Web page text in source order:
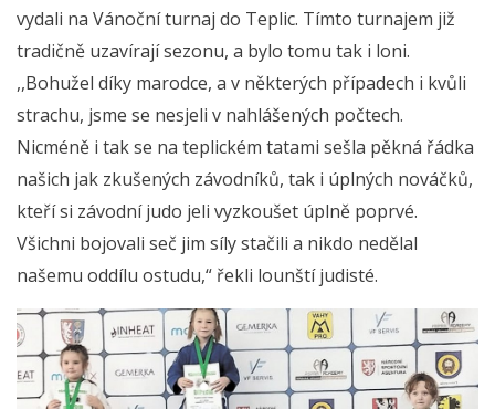
vydali na Vánoční turnaj do Teplic. Tímto turnajem již
tradičně uzavírají sezonu, a bylo tomu tak i loni.
,,Bohužel díky marodce, a v některých případech i kvůli
strachu, jsme se nesjeli v nahlášených počtech.
Nicméně i tak se na teplickém tatami sešla pěkná řádka
našich jak zkušených závodníků, tak i úplných nováčků,
kteří si závodní judo jeli vyzkoušet úplně poprvé.
Všichni bojovali seč jim síly stačili a nikdo nedělal
našemu oddílu ostudu,“ řekli lounští judisté.